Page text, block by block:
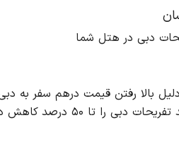
دبی در هتل شما
بالا رفتن قیمت درهم سفر به
۵۰ درصد کاهش دهید.